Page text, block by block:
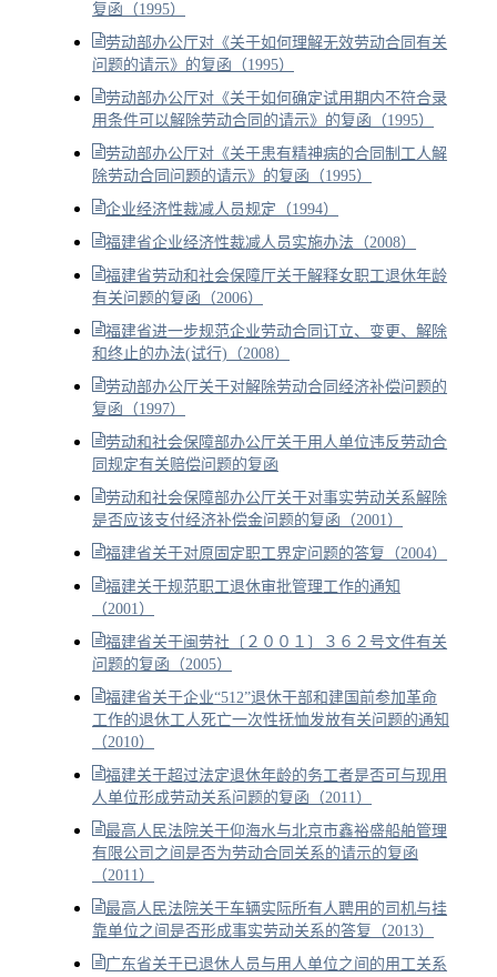
复函（1995）
劳动部办公厅对《关于如何理解无效劳动合同有关
问题的请示》的复函（1995）
劳动部办公厅对《关于如何确定试用期内不符合录
用条件可以解除劳动合同的请示》的复函（1995）
劳动部办公厅对《关于患有精神病的合同制工人解
除劳动合同问题的请示》的复函（1995）
企业经济性裁减人员规定（1994）
福建省企业经济性裁减人员实施办法（2008）
福建省劳动和社会保障厅关于解释女职工退休年龄
有关问题的复函（2006）
福建省进一步规范企业劳动合同订立、变更、解除
和终止的办法(试行)（2008）
劳动部办公厅关于对解除劳动合同经济补偿问题的
复函（1997）
劳动和社会保障部办公厅关于用人单位违反劳动合
同规定有关赔偿问题的复函
劳动和社会保障部办公厅关于对事实劳动关系解除
是否应该支付经济补偿金问题的复函（2001）
福建省关于对原固定职工界定问题的答复（2004）
福建关于规范职工退休审批管理工作的通知
（2001）
福建省关于闽劳社〔２００１〕３６２号文件有关
问题的复函（2005）
福建省关于企业“512”退休干部和建国前参加革命
工作的退休工人死亡一次性抚恤发放有关问题的通知
（2010）
福建关于超过法定退休年龄的务工者是否可与现用
人单位形成劳动关系问题的复函（2011）
最高人民法院关于仰海水与北京市鑫裕盛船舶管理
有限公司之间是否为劳动合同关系的请示的复函
（2011）
最高人民法院关于车辆实际所有人聘用的司机与挂
靠单位之间是否形成事实劳动关系的答复（2013）
广东省关于已退休人员与用人单位之间的用工关系